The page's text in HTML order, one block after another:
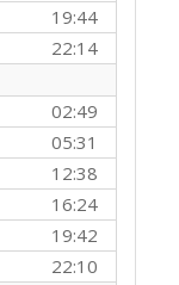
19:44
22:14
02:49
05:31
12:38
16:24
19:42
22:10